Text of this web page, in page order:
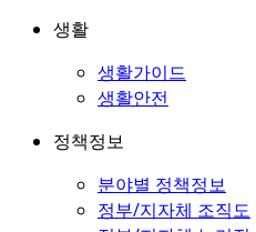
생활
생활가이드
생활안전
정책정보
분야별 정책정보
정부/지자체 조직도